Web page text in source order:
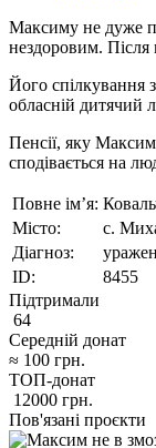
Максиму не дуже
нездоровим. Після
Його спілкування
обласній дитячий
Пенсії, яку
сподівається на
Повне ім’я:
Місто:
с.
Діагноз:
ID:
8455
Підтримали
64
Середній донат
≈ 100 грн.
ТОП-донат
12000 грн.
Пов'язані проєкти